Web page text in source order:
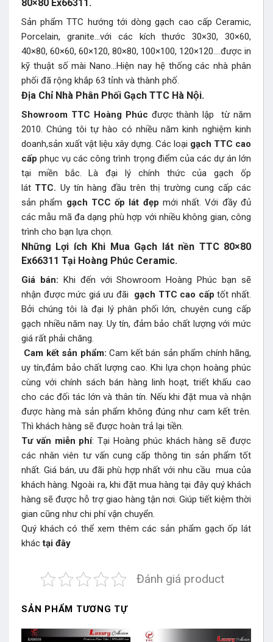
80×80 Ex66311.
Sản phẩm TTC hướng tới dòng gạch cao cấp Ceramic,
Porcelain, granite…với các kích thước 30×30, 30×60,
40×80, 60×60, 60×120, 80×80, 100×100, 120×120….được in
kỹ thuật số mài Nano…Hiện nay hệ thống các nhà phân
phối đã rộng khắp 63 tỉnh và thành phố.
Địa Chỉ Nhà Phân Phối Gạch TTC Hà Nội.
Showroom TTC Hoàng Phúc được thành lập từ năm
2010. Chúng tôi tự hào có nhiều năm kinh nghiệm kinh
doanh,sản xuất vật liệu xây dựng. Các loại gạch TTC cao
cấp phục vụ các công trình trọng điểm của các dự án lớn
tại miền bắc. Là đại lý chính thức của gạch ốp
lát TTC. Uy tín hàng đầu trên thị trường cung cấp các
sản phẩm gạch TCC ốp lát đẹp mới nhất. Với đầy đủ
các mẫu mã đa dạng phù hợp với nhiều không gian, công
trình cho bạn lựa chọn.
Những Lợi ích Khi Mua Gạch lát nền TTC 80×80
Ex66311 Tại Hoàng Phúc Ceramic.
Giá bán:
Khi đến với Showroom Hoàng Phúc bạn sẽ
nhận được mức giá ưu đãi gạch TTC cao cấp tốt nhất.
Bởi chúng tôi là đại lý phân phối lớn, chuyên cung cấp
gạch nhiều năm nay. Uy tín, đảm bảo chất lượng với mức
giá rất phải chăng.
Cam kết sản phẩm: Cam kết bán sản phẩm chính hãng,
uy tín,đảm bảo chất lượng cao. Khi lựa chọn hoàng phúc
cùng với chính sách bán hàng linh hoạt, triết khấu cao
cho các đối tác lớn và thân tín. Nếu khi đặt mua và nhận
được hàng mà sản phẩm không đúng như cam kết trên.
Thì khách hàng sẽ được hoàn trả lại tiền.
Tư vấn miễn phí: Tại Hoàng phúc khách hàng sẽ được
các nhân viên tư vấn cung cấp thông tin sản phẩm tốt
nhất. Giá bán, ưu đãi phù hợp nhất với nhu cầu mua của
khách hàng. Ngoài ra, khi đặt mua hàng tại đây quý khách
hàng sẽ được hỗ trợ giao hàng tận nơi. Giúp tiết kiệm thời
gian cũng như chi phí vận chuyển.
Quý khách có thể xem thêm các sản phẩm gạch ốp lát
khác tại đây
Đánh giá product
SẢN PHẨM TƯƠNG TỰ